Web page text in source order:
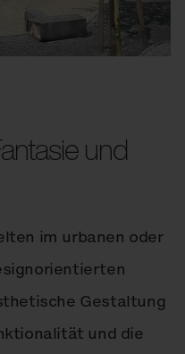
und
im urbanen oder
Gestaltung
und die